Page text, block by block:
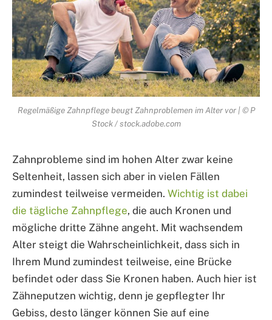
Regelmäßige Zahnpflege beugt Zahnproblemen im Alter vor | © P
Stock / stock.adobe.com
Zahnprobleme sind im hohen Alter zwar keine
Seltenheit, lassen sich aber in vielen Fällen
zumindest teilweise vermeiden. Wichtig ist dabei
die tägliche Zahnpflege, die auch Kronen und
mögliche dritte Zähne angeht. Mit wachsendem
Alter steigt die Wahrscheinlichkeit, dass sich in
Ihrem Mund zumindest teilweise, eine Brücke
befindet oder dass Sie Kronen haben. Auch hier ist
Zähneputzen wichtig, denn je gepflegter Ihr
Gebiss, desto länger können Sie auf eine